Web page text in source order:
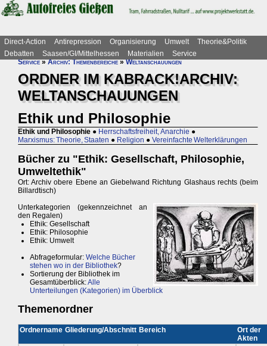
Direct-Action Antirepression Organisierung Umwelt
Theorie&Politik
Debatten
Saasen/GI/Mittelhessen Materialien
Service
Service»Archiv: Themenbereiche»Weltanschauungen
ORDNER IM KABRACK!ARCHIV:
WELTANSCHAUUNGEN
Ethik und Philosophie
Ethik und Philosophie ● Herrschaftsfreiheit, Anarchie ●
Marxismus: Theorie, Staaten ● Religion ● Vereinfachte Welterklärungen
Bücher zu "Ethik: Gesellschaft, Philosophie,
Umweltethik"
Ort: Archiv obere Ebene an Giebelwand Richtung Glashaus rechts (beim
Billardtisch)
Unterkategorien (gekennzeichnet an
den Regalen)
Ethik: Gesellschaft
Ethik: Philosophie
Ethik: Umwelt
Abfrageformular: Welche Bücher
stehen wo in der Bibliothek?
Sortierung der Bibliothek im
Gesamtüberblick:Alle
Unterteilungen (Kategorien) im Überblick
Themenordner
Ordnername Gliederung/Abschnitt Bereich
Ort der
Akten